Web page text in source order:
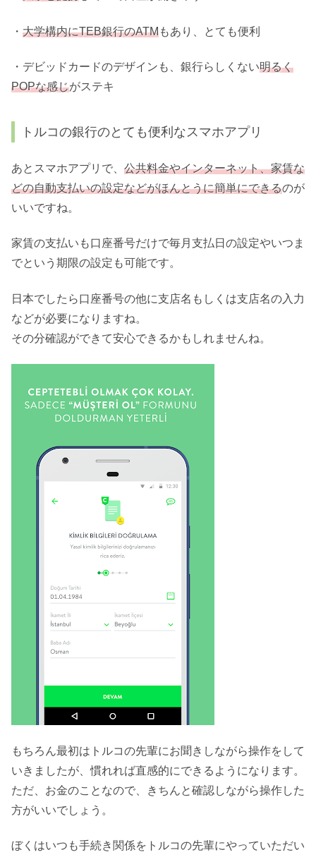
・ 大学構内にTEB銀行のATMもあり、とても便利
・デビッドカードのデザインも、銀行らしくない明るく
POPな感じがステキ
トルコの銀行のとても便利なスマホアプリ
あとスマホアプリで、 公共料金やインターネット、家賃な
どの自動支払いの設定などがほんとうに簡単にできるのが
いいですね。
家賃の支払いも口座番号だけで毎月支払日の設定やいつま
でという期限の設定も可能です。
日本でしたら口座番号の他に支店名もしくは支店名の入力
などが必要になりますね。
その分確認ができて安心できるかもしれませんね。
もちろん最初はトルコの先輩にお聞きしながら操作をして
いきましたが、慣れれば直感的にできるようになります。
ただ、お金のことなので、きちんと確認しながら操作した
方がいいでしょう。
ぼくはいつも手続き関係をトルコの先輩にやっていただい